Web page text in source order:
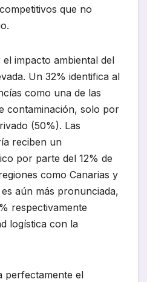
que no
impacto ambiental del
Un 32% identifica al
como una de las
contaminación, solo por
(50%). Las
reciben un
por parte del 12% de
como Canarias y
aún más pronunciada,
respectivamente
logística con la
perfectamente el